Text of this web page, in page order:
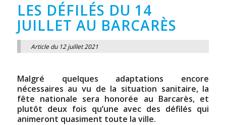
LES DÉFILÉS DU 14
JUILLET AU BARCARÈS
Article du 12 juillet 2021
Malgré quelques adaptations encore
nécessaires au vu de la situation sanitaire, la
fête nationale sera honorée au Barcarès, et
plutôt deux fois qu’une avec des défilés qui
animeront quasiment toute la ville.